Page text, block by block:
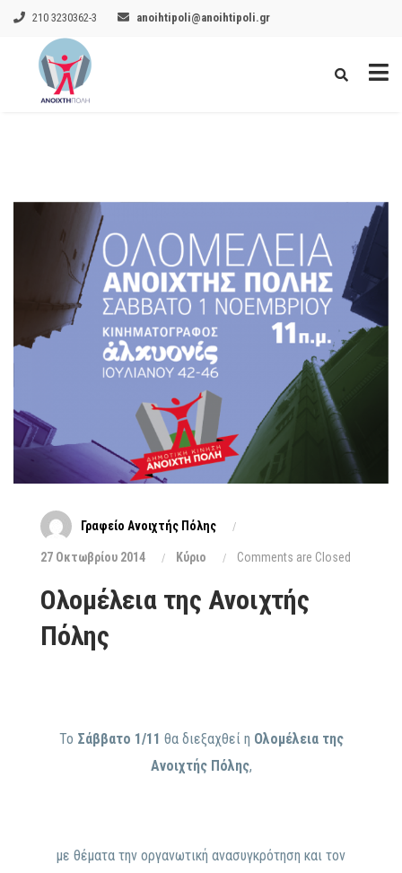
210 3230362-3 anoihtipoli@anoihtipoli.gr
Γραφείο Ανοιχτής Πόλης
27 Οκτωβρίου 2014 Κύριο Comments are Closed
Ολομέλεια της Ανοιχτής
Πόλης
Το Σάββατο 1/11 θα διεξαχθεί η Ολομέλεια της
Ανοιχτής Πόλης,
με θέματα την οργανωτική ανασυγκρότηση και τον